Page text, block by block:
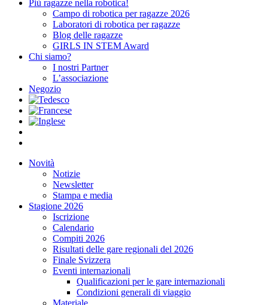
Più ragazze nella robotica!
Campo di robotica per ragazze 2026
Laboratori di robotica per ragazze
Blog delle ragazze
GIRLS IN STEM Award
Chi siamo?
I nostri Partner
L’associazione
Negozio
Novità
Notizie
Newsletter
Stampa e media
Stagione 2026
Iscrizione
Calendario
Compiti 2026
Risultati delle gare regionali del 2026
Finale Svizzera
Eventi internazionali
Qualificazioni per le gare internazionali
Condizioni generali di viaggio
Materiale